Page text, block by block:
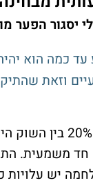
כמה הוא
וזאת
"אנחנו שואלים זאת
חד משמעית.
יש